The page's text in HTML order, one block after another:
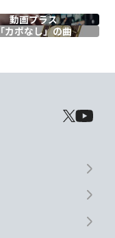
動画プラス
「カポなし」の曲